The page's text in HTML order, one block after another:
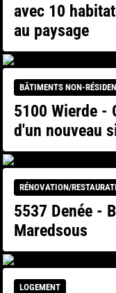
avec 10
au paysage
BÂTIMENTS NON-
5100 Wierde -
d'un nouveau
RÉNOVATION/
5537 Denée -
Maredsous
LOGEMENT